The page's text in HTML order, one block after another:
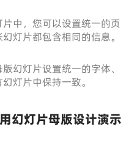
片中，您可以设置统一的页
灯片都包含相同的信息。
幻灯片设置统一的字体、
灯片中保持一致。
幻灯片母版设计演示